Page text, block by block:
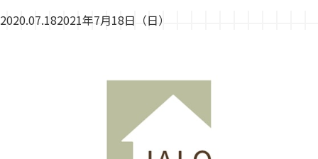
2020.07.182021年7月18日（日）